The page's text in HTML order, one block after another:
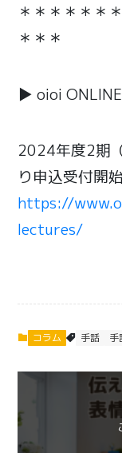
＊＊＊＊＊＊
＊＊＊
▶ oioi ONLINE
2024年度2期
り申込受付開始
https://
lectures/
コラム 手話 手